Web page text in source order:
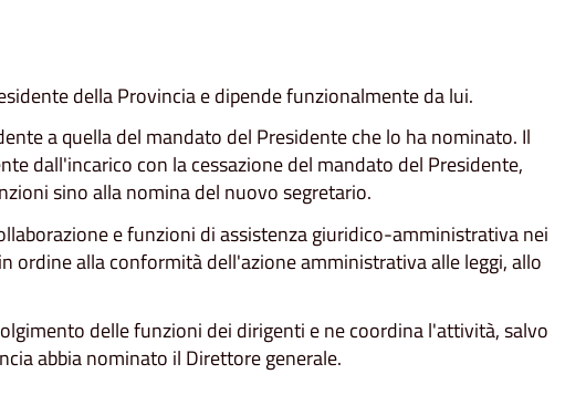
della Provincia e dipende funzionalmente da lui.
a quella del mandato del Presidente che lo ha nominato. Il
dall'incarico con la cessazione del mandato del Presidente,
sino alla nomina del nuovo segretario.
e funzioni di assistenza giuridico-amministrativa nei
ordine alla conformità dell'azione amministrativa alle leggi, allo
delle funzioni dei dirigenti e ne coordina l'attività, salvo
abbia nominato il Direttore generale.